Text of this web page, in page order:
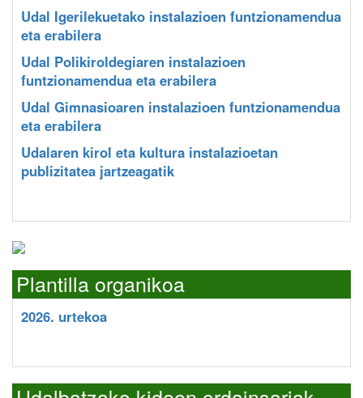
Udal Igerilekuetako instalazioen funtzionamendua
eta erabilera
Udal Polikiroldegiaren instalazioen
funtzionamendua eta erabilera
Udal Gimnasioaren instalazioen funtzionamendua
eta erabilera
Udalaren kirol eta kultura instalazioetan
publizitatea jartzeagatik
Plantilla organikoa
2026. urtekoa